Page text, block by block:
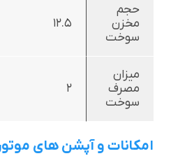
حجم
مخزن
سوخت
12.5
میزان
مصرف
سوخت
2
امکانات و آپشن های